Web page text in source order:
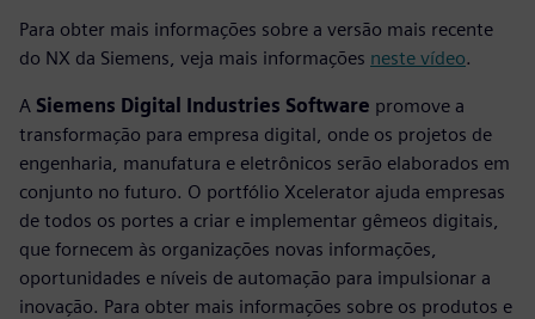
Para obter mais informações sobre a versão mais recente
do NX da Siemens, veja mais informações neste vídeo.
A Siemens Digital Industries Software promove a
transformação para empresa digital, onde os projetos de
engenharia, manufatura e eletrônicos serão elaborados em
conjunto no futuro. O portfólio Xcelerator ajuda empresas
de todos os portes a criar e implementar gêmeos digitais,
que fornecem às organizações novas informações,
oportunidades e níveis de automação para impulsionar a
inovação. Para obter mais informações sobre os produtos e